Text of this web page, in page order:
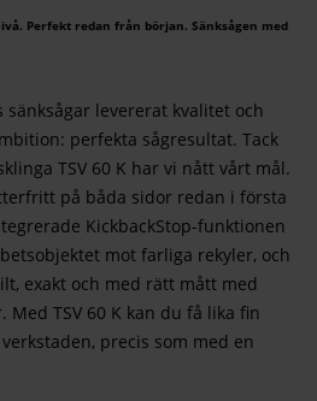
Perfekt redan från början. Sänksågen med
sänksågar levererat kvalitet och
perfekta sågresultat. Tack
TSV 60 K har vi nått vårt mål.
på båda sidor redan i första
KickbackStop-funktionen
mot farliga rekyler, och
exakt och med rätt mått med
Med TSV 60 K kan du få lika fin
precis som med en